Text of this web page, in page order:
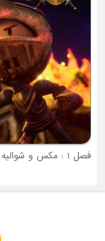
فصل ۱ : پلنگ صورتی